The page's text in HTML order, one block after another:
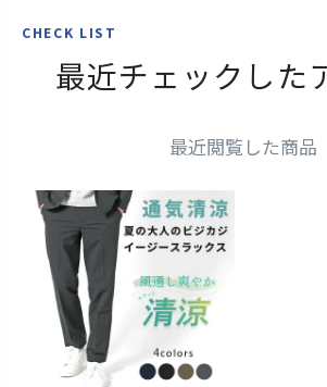
CHECK LIST
最近チェックした
最近閲覧した商品